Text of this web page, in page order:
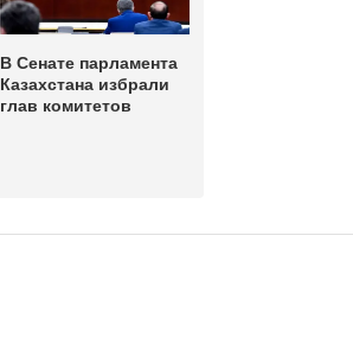
В Сенате парламента
Казахстана избрали
глав комитетов